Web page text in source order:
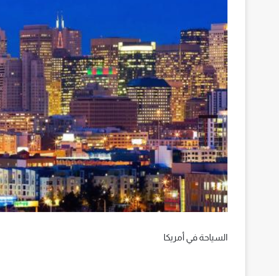
السياحة في أمريكا